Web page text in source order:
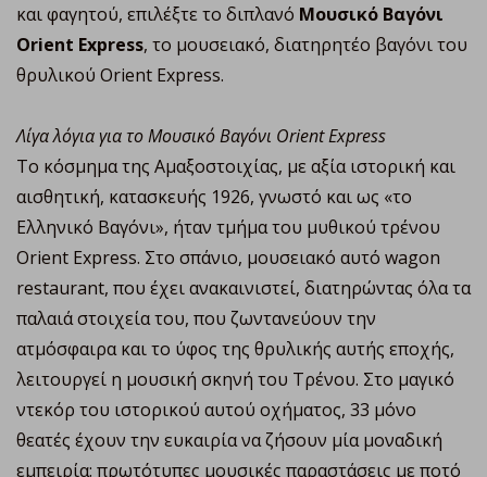
και φαγητού, επιλέξτε το διπλανό Μουσικό Βαγόνι
Orient Express, το μουσειακό, διατηρητέο βαγόνι του
θρυλικού Orient Express.
Λίγα λόγια για το Μουσικό Βαγόνι Orient Express
Το κόσμημα της Αμαξοστοιχίας, με αξία ιστορική και
αισθητική, κατασκευής 1926, γνωστό και ως «το
Ελληνικό Βαγόνι», ήταν τμήμα του μυθικού τρένου
Orient Express. Στο σπάνιο, μουσειακό αυτό wagon
restaurant, που έχει ανακαινιστεί, διατηρώντας όλα τα
παλαιά στοιχεία του, που ζωντανεύουν την
ατμόσφαιρα και το ύφος της θρυλικής αυτής εποχής,
λειτουργεί η μουσική σκηνή του Τρένου. Στο μαγικό
ντεκόρ του ιστορικού αυτού οχήματος, 33 μόνο
θεατές έχουν την ευκαιρία να ζήσουν μία μοναδική
εμπειρία: πρωτότυπες μουσικές παραστάσεις με ποτό